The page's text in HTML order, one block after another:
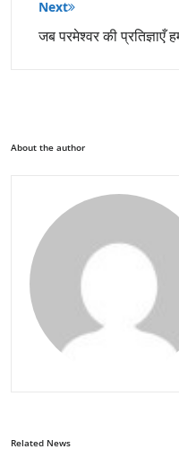
Next
जब परमेश्वर की प्रतिज्ञाएँ
About the author
Related News